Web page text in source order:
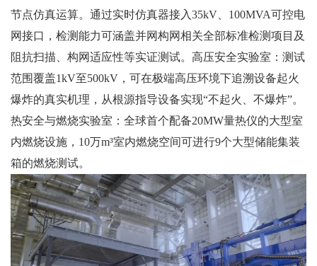
节点仿真运算。通过实时仿真器接入35kV、100MVA可控电
网接口，检测能力可涵盖并网构网相关全部标准检测项目及
阻抗扫描、构网适应性等实证测试。高压安全实验室：测试
范围覆盖1kV至500kV，可在极端高压环境下追溯设备起火
爆炸的真实机理，从根源指导设备实现“不起火、不爆炸”。
热安全与燃烧实验室：全球首个配备20MW量热仪的大型室
内燃烧设施，10万m³室内燃烧空间可进行9个大型储能集装
箱的燃烧测试。